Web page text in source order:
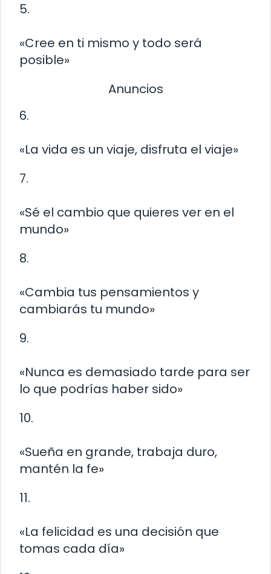
5.
«Cree en ti mismo y todo será
posible»
Anuncios
6.
«La vida es un viaje, disfruta el viaje»
7.
«Sé el cambio que quieres ver en el
mundo»
8.
«Cambia tus pensamientos y
cambiarás tu mundo»
9.
«Nunca es demasiado tarde para ser
lo que podrías haber sido»
10.
«Sueña en grande, trabaja duro,
mantén la fe»
11.
«La felicidad es una decisión que
tomas cada día»